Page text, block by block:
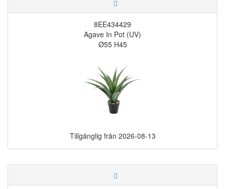
8EE434429
Agave In Pot (UV)
Ø55 H45
Tillgänglig från 2026-08-13